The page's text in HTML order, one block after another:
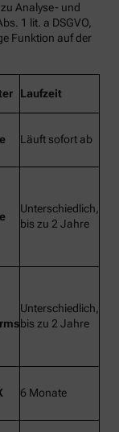
Analyse- und
1 lit. a DSGVO,
Funktion auf der
Laufzeit
Läuft sofort ab
Unterschiedlich,
bis zu 2 Jahre
Unterschiedlich,
bis zu 2 Jahre
6 Monate